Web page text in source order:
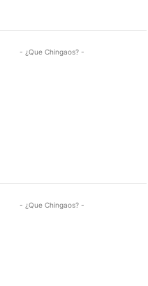
- ¿Que Chingaos? -
- ¿Que Chingaos? -